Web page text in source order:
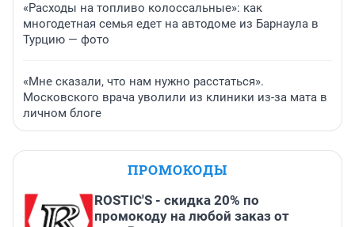
«Расходы на топливо колоссальные»: как
многодетная семья едет на автодоме из Барнаула в
Турцию — фото
«Мне сказали, что нам нужно расстаться».
Московского врача уволили из клиники из-за мата в
личном блоге
ПРОМОКОДЫ
ROSTIC'S - скидка 20% по
промокоду на любой заказ от